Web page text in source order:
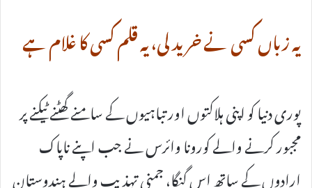
یہ زباں کسی نے خرید لی، یہ قلم کسی کا غلام ہے
پوری دنیا کو اپنی ہلاکتوں اور تباہیوں کے سامنے گھٹنے ٹیکنے پر
مجبور کرنے والے کورونا وائرس نے جب اپنے ناپاک
ارادوں کے ساتھ اس گنگا، جمنی تہذیب والے ہندوستان